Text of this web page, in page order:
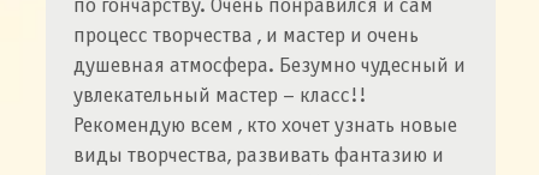
мастерклассе по гончарвству. Безумно
понравилось! Мастер Соломия очень
приятная и оставляет доброе впечатление
на душе! Хочется вернуться снова
Алина